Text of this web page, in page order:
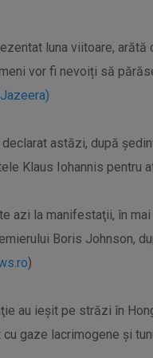
luna viitoare,
vor fi nevoiți să
astăzi, după
Klaus Iohannis pentru
azi la manifestaţii, în
Boris Johnson,
)
au ieşit pe străzi în
gaze lacrimogene şi